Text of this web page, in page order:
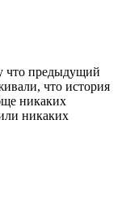
что предыдущий
что история
никаких
никаких